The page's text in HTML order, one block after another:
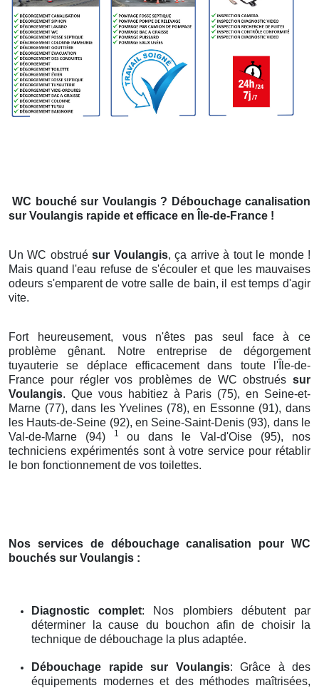
WC bouchésur Voulangis ? Débouchage canalisation
sur Voulangis rapide et efficace en Île-de-France !
Un WC obstruésur Voulangis, ça arrive à tout le monde !
Mais quand l'eau refuse de s'écouler et que les mauvaises
odeurs s'emparent de votre salle de bain, il est temps d'agir
vite.
Fort heureusement, vous n'êtes pas seul face à ce
problème gênant. Notre entreprise de dégorgement
tuyauterie se déplace efficacement dans toute l'Île-de-
France pour régler vos problèmes de WC obstrués sur
Voulangis. Que vous habitiez à Paris (75), en Seine-et-
Marne (77), dans les Yvelines (78), en Essonne (91), dans
les Hauts-de-Seine (92), en Seine-Saint-Denis (93), dans le
Val-de-Marne (94) 1 ou dans le Val-d'Oise (95), nos
techniciens expérimentés sont à votre service pour rétablir
le bon fonctionnement de vos toilettes.
Nos services de débouchage canalisation pour WC
bouchés sur Voulangis :
Diagnostic complet: Nos plombiers débutent par
déterminer la cause du bouchon afin de choisir la
technique de débouchage la plus adaptée.
Débouchage rapide sur Voulangis: Grâce à des
équipements modernes et des méthodes maîtrisées,